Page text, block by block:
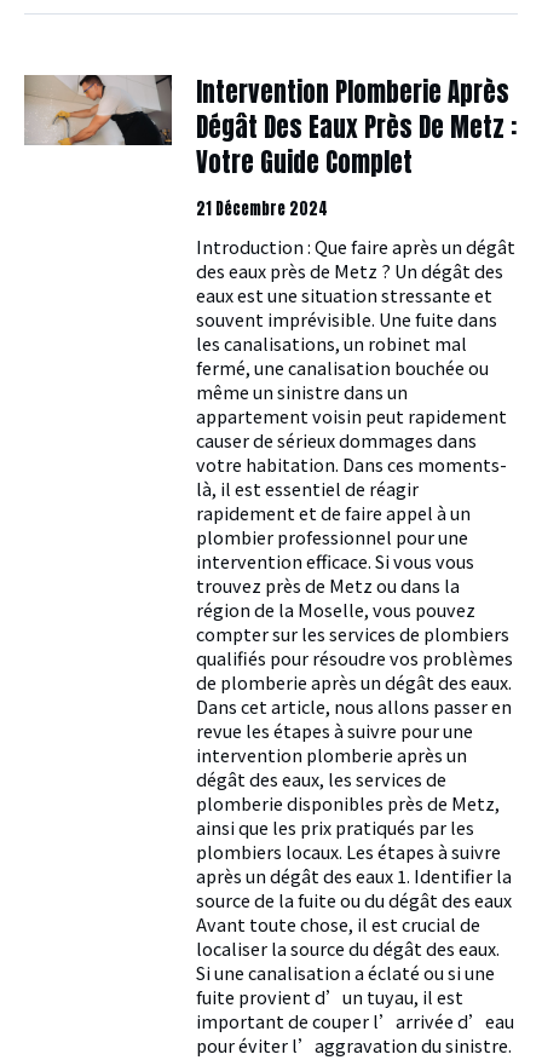
Intervention Plomberie Après
Dégât Des Eaux Près De Metz :
Votre Guide Complet
21 Décembre 2024
Introduction : Que faire après un dégât
des eaux près de Metz ? Un dégât des
eaux est une situation stressante et
souvent imprévisible. Une fuite dans
les canalisations, un robinet mal
fermé, une canalisation bouchée ou
même un sinistre dans un
appartement voisin peut rapidement
causer de sérieux dommages dans
votre habitation. Dans ces moments-
là, il est essentiel de réagir
rapidement et de faire appel à un
plombier professionnel pour une
intervention efficace. Si vous vous
trouvez près de Metz ou dans la
région de la Moselle, vous pouvez
compter sur les services de plombiers
qualifiés pour résoudre vos problèmes
de plomberie après un dégât des eaux.
Dans cet article, nous allons passer en
revue les étapes à suivre pour une
intervention plomberie après un
dégât des eaux, les services de
plomberie disponibles près de Metz,
ainsi que les prix pratiqués par les
plombiers locaux. Les étapes à suivre
après un dégât des eaux 1. Identifier la
source de la fuite ou du dégât des eaux
Avant toute chose, il est crucial de
localiser la source du dégât des eaux.
Si une canalisation a éclaté ou si une
fuite provient d’un tuyau, il est
important de couper l’arrivée d’eau
pour éviter l’aggravation du sinistre.